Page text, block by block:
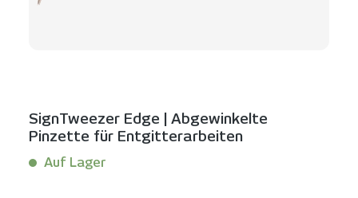
SignTweezer Edge | Abgewinkelte
Pinzette für Entgitterarbeiten
Auf Lager